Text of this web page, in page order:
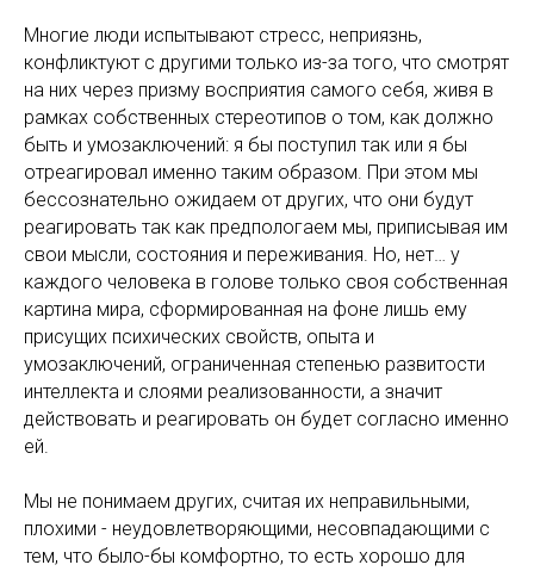
Многие люди испытывают стресс, неприязнь,
конфликтуют с другими только из-за того, что смотрят
на них через призму восприятия самого себя, живя в
рамках собственных стереотипов о том, как должно
быть и умозаключений: я бы поступил так или я бы
отреагировал именно таким образом. При этом мы
бессознательно ожидаем от других, что они будут
реагировать так как предпологаем мы, приписывая им
свои мысли, состояния и переживания. Но, нет… у
каждого человека в голове только своя собственная
картина мира, сформированная на фоне лишь ему
присущих психических свойств, опыта и
умозаключений, ограниченная степенью развитости
интеллекта и слоями реализованности, а значит
действовать и реагировать он будет согласно именно
ей.
Мы не понимаем других, считая их неправильными,
плохими - неудовлетворяющими, несовпадающими с
тем, что было-бы комфортно, то есть хорошо для